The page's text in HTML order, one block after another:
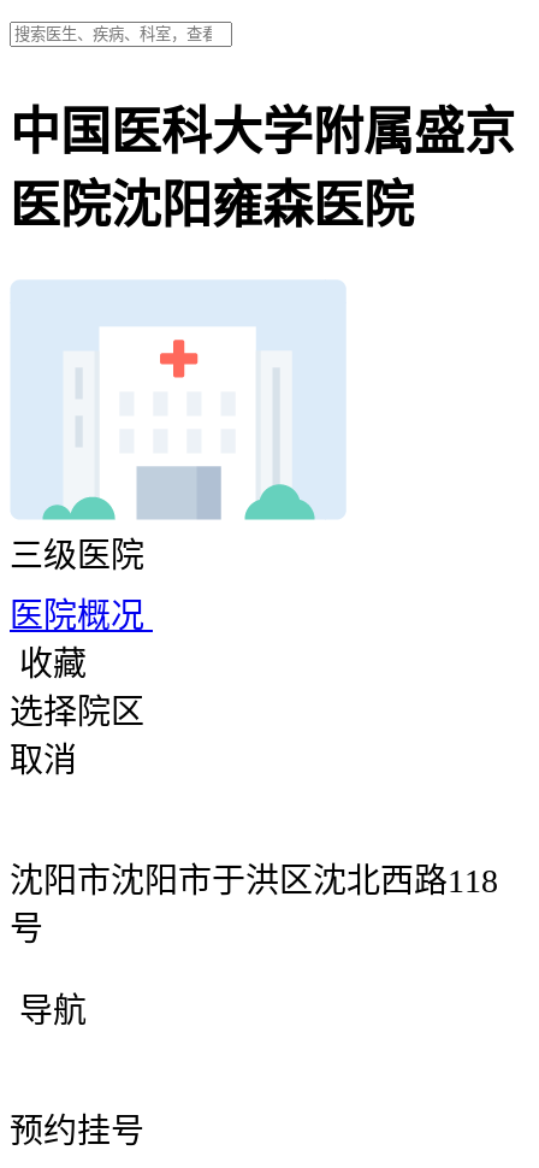
中国医科大学附属盛京
医院沈阳雍森医院
三级医院
医院概况
收藏
选择院区
取消
沈阳市沈阳市于洪区沈北西路118
号
导航
预约挂号